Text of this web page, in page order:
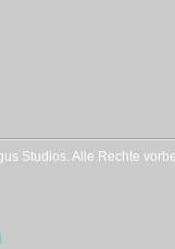
Studios. Alle Rechte